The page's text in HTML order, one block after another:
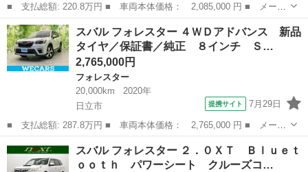
■ 支払総額: 220.8万円 ■ 車両本体価格： 2,085,000 円 ■ メーカ
ー名： スバル ■ 車種名： フォレスター ■ グレード名： ２．
０ＸＴ アイサイト アイサイトＶｅｒ２ プリクラッシュブレー
キ 車線逸...
茨城 水戸市
スバル フォレスター ４ＷＤアドバンス 新品
タイヤ／保証書／純正 ８インチ Ｓ…
2,765,000円
フォレスター
20,000km
2020年
日立市
提携サイト 7月29日
■ 支払総額: 287.8万円 ■ 車両本体価格： 2,765,000 円 ■ メーカ
ー名： スバル ■ 車種名： フォレスター ■ グレード名： ４Ｗ
Ｄアドバンス 新品タイヤ／保証書／純正 ８インチ ＳＤナビ／デ
ジタルイ...
茨城 日立市
スバル フォレスター ２．０ＸＴ Ｂｌｕｅｔ
ｏｏｔｈ パワーシート クルーズコ…